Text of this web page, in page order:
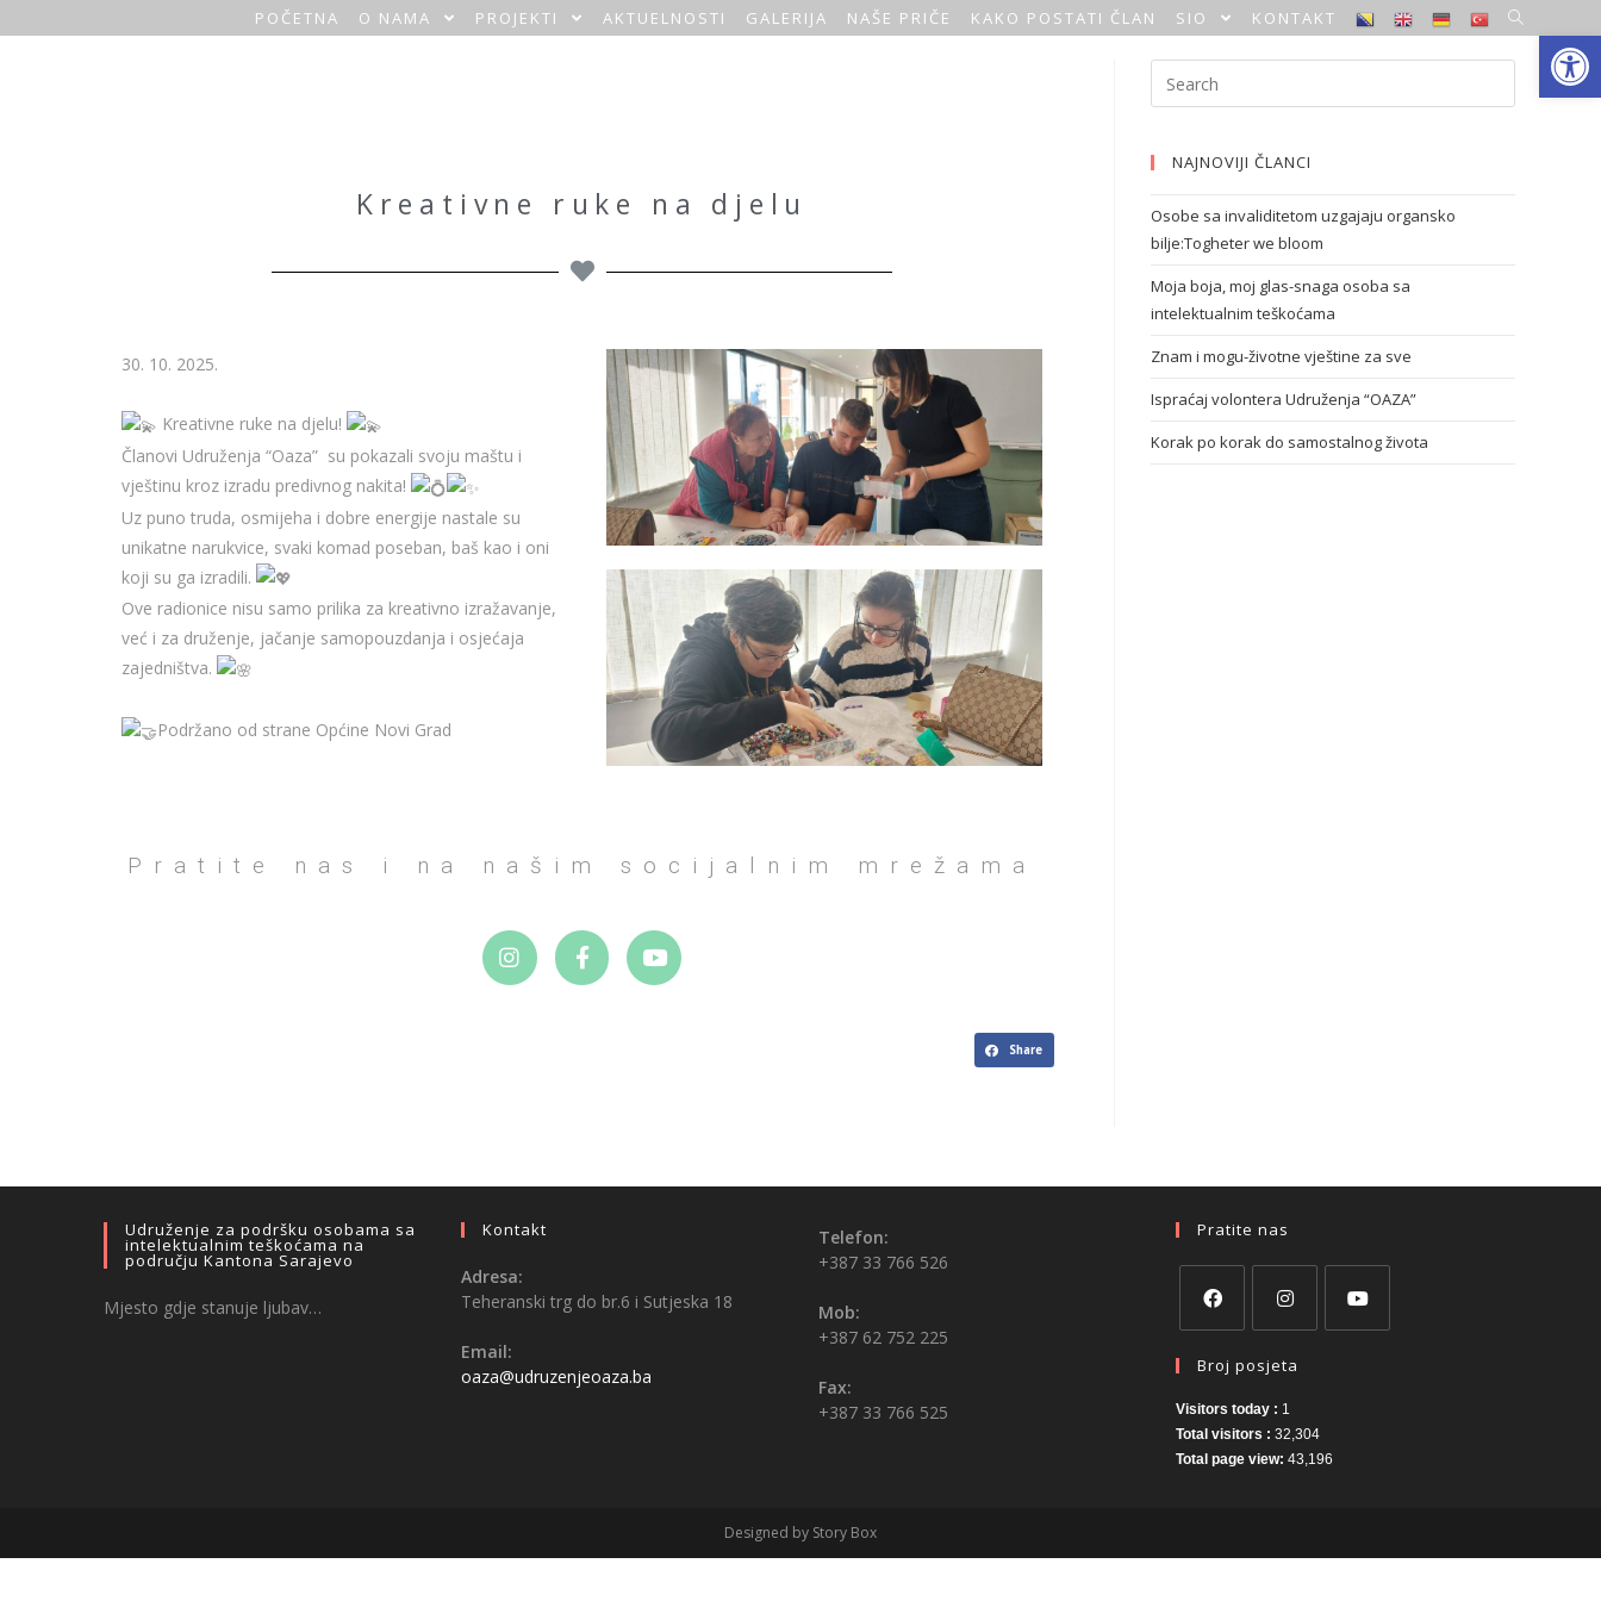
Open toolbar
O
POČETNA O NAMA PROJEKTI AKTUELNOSTI GALERIJA NAŠE PRIČE KAKO POSTATI ČLAN SIO KONTAKT
Kreativne ruke na djelu
30. 10. 2025.
Kreativne ruke na djelu!
Članovi Udruženja “Oaza” su pokazali svoju maštu i
vještinu kroz izradu predivnog nakita!
Uz puno truda, osmijeha i dobre energije nastale su
unikatne narukvice, svaki komad poseban, baš kao i oni
koji su ga izradili.
Ove radionice nisu samo prilika za kreativno izražavanje,
već i za druženje, jačanje samopouzdanja i osjećaja
zajedništva.
Podržano od strane Općine Novi Grad
Pratite nas i na našim socijalnim mrežama
Share
NAJNOVIJI ČLANCI
Osobe sa invaliditetom uzgajaju organsko
bilje:Togheter we bloom
Moja boja, moj glas-snaga osoba sa
intelektualnim teškoćama
Znam i mogu-životne vještine za sve
Ispraćaj volontera Udruženja “OAZA”
Korak po korak do samostalnog života
Udruženje za podršku osobama sa
intelektualnim teškoćama na
području Kantona Sarajevo
Mjesto gdje stanuje ljubav…
Kontakt
Adresa:
Teheranski trg do br.6 i Sutjeska 18
Email:
oaza@udruzenjeoaza.ba
Telefon:
+387 33 766 526
Mob:
+387 62 752 225
Fax:
+387 33 766 525
Pratite nas
Broj posjeta
Visitors today : 1
Total visitors : 32,304
Total page view: 43,196
Designed by Story Box